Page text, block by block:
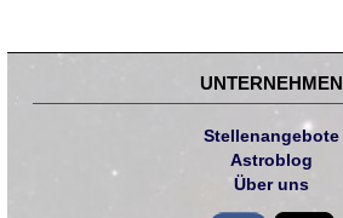
UNTERNEHMEN
Stellenangebote
Astroblog
Über uns